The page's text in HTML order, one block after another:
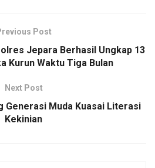
Post
Jepara Berhasil Ungkap 13
Kurun Waktu Tiga Bulan
Next Post
Generasi Muda Kuasai Literasi
Kekinian